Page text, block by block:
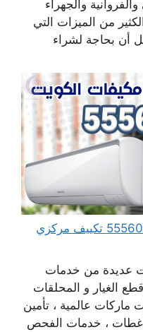
والجهراء
من الميزات التي
أن بحاجة لشراء
فني تكييف وتبريد الرميثية 55560390 تكييف مركزي
عديدة من خدمات
الغيار و المحلقات
ماركات عالمية ، تأمين
، خدمات الفحص